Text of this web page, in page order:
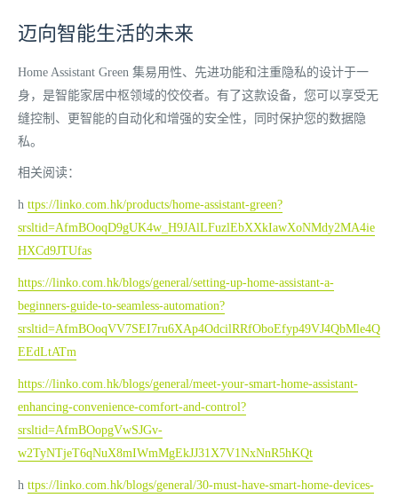
迈向智能生活的未来
Home Assistant Green 集易用性、先进功能和注重隐私的设计于一
身，是智能家居中枢领域的佼佼者。有了这款设备，您可以享受无
缝控制、更智能的自动化和增强的安全性，同时保护您的数据隐
私。
相关阅读：
h ttps://linko.com.hk/products/home-assistant-green?
srsltid=AfmBOoqD9gUK4w_H9JAlLFuzlEbXXkIawXoNMdy2MA4ie
HXCd9JTUfas
https://linko.com.hk/blogs/general/setting-up-home-assistant-a-
beginners-guide-to-seamless-automation?
srsltid=AfmBOoqVV7SEI7ru6XAp4OdcilRRfOboEfyp49VJ4QbMle4Q
EEdLtATm
https://linko.com.hk/blogs/general/meet-your-smart-home-assistant-
enhancing-convenience-comfort-and-control?
srsltid=AfmBOopgVwSJGv-
w2TyNTjeT6qNuX8mIWmMgEkJJ31X7V1NxNnR5hKQt
h ttps://linko.com.hk/blogs/general/30-must-have-smart-home-devices-